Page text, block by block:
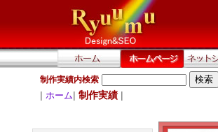
制作実績内検索
| ホーム| 制作実績|